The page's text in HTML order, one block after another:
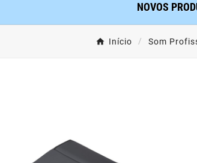
NOVOS
Início Som